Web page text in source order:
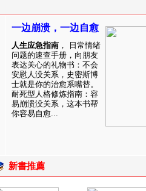
一边崩溃，一边自愈
人生应急指南 ， 日常情绪
问题的速查手册，向朋友
表达关心的礼物书：不会
安慰人没关系，史密斯博
士就是你的治愈系嘴替。
耐死型人格修炼指南：容
易崩溃没关系，这本书帮
你容易自愈...
新書推薦